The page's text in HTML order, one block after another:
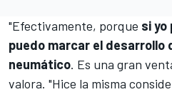
"Efectivamente, porque si yo
puedo marcar el desarrollo
neumático. Es una gran
valora. "Hice la misma